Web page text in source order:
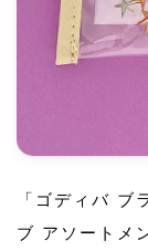
「ゴディバ ブ
ブ アソートメ